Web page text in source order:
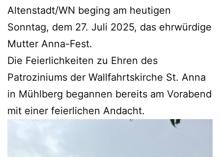
Altenstadt/WN beging am heutigen
Sonntag, dem 27. Juli 2025, das ehrwürdige
Mutter Anna-Fest.
Die Feierlichkeiten zu Ehren des
Patroziniums der Wallfahrtskirche St. Anna
in Mühlberg begannen bereits am Vorabend
mit einer feierlichen Andacht.